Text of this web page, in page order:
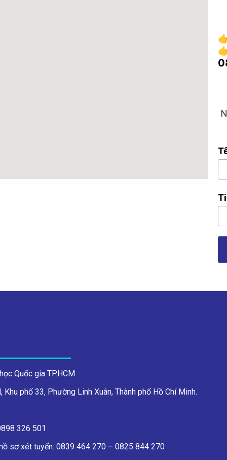
Quốc gia TP.HCM
phố 33, Phường Linh Xuân, Thành phố Hồ Chí Minh.
326 501
sơ xét tuyển: 0839 464 270 – 0825 844 270